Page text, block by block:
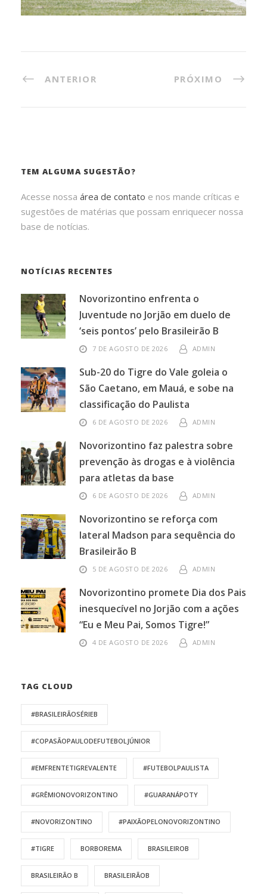
ANTERIOR PRÓXIMO
TEM ALGUMA SUGESTÃO?
Acesse nossa área de contato e nos mande críticas e
sugestões de matérias que possam enriquecer nossa
base de notícias.
NOTÍCIAS RECENTES
Novorizontino enfrenta o
Juventude no Jorjão em duelo de
‘seis pontos’ pelo Brasileirão B
7 DE AGOSTO DE 2026 ADMIN
Sub-20 do Tigre do Vale goleia o
São Caetano, em Mauá, e sobe na
classificação do Paulista
6 DE AGOSTO DE 2026 ADMIN
Novorizontino faz palestra sobre
prevenção às drogas e à violência
para atletas da base
6 DE AGOSTO DE 2026 ADMIN
Novorizontino se reforça com
lateral Madson para sequência do
Brasileirão B
5 DE AGOSTO DE 2026 ADMIN
Novorizontino promete Dia dos Pais
inesquecível no Jorjão com a ações
“Eu e Meu Pai, Somos Tigre!”
4 DE AGOSTO DE 2026 ADMIN
TAG CLOUD
#BRASILEIRÃOSÉRIEB
#COPASÃOPAULODEFUTEBOLJÚNIOR
#EMFRENTETIGREVALENTE #FUTEBOLPAULISTA
#GRÊMIONOVORIZONTINO #GUARANÁPOTY
#NOVORIZONTINO #PAIXÃOPELONOVORIZONTINO
#TIGRE BORBOREMA BRASILEIROB
BRASILEIRÃO B BRASILEIRÃOB